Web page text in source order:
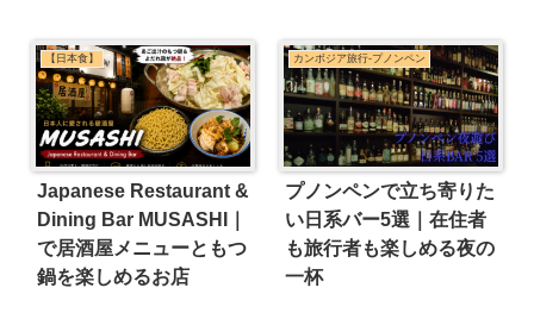
【日本食】
Japanese Restaurant &
Dining Bar MUSASHI｜
で居酒屋メニューともつ
鍋を楽しめるお店
カンボジア旅行-プノンペン
プノンペンで立ち寄りた
い日系バー5選｜在住者
も旅行者も楽しめる夜の
一杯